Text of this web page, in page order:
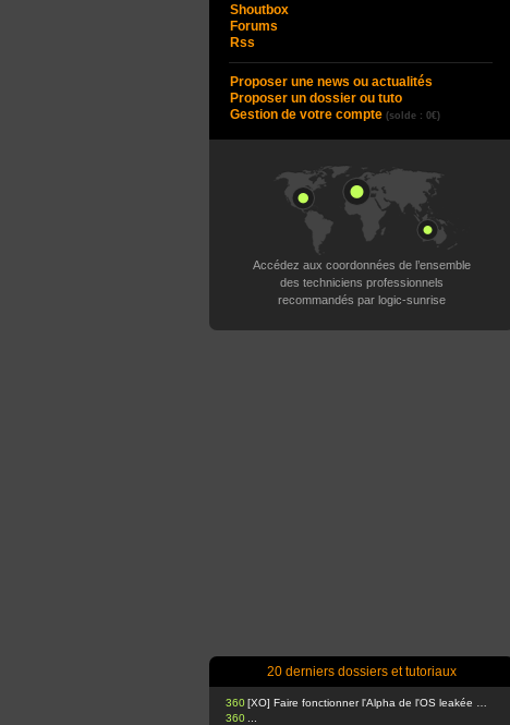
Shoutbox
Forums
Rss
Proposer une news ou actualités
Proposer un dossier ou tuto
Gestion de votre compte (solde : 0€)
Accédez aux coordonnées de l’ensemble
des techniciens professionnels
recommandés par logic-sunrise
20 derniers dossiers et tutoriaux
360
360